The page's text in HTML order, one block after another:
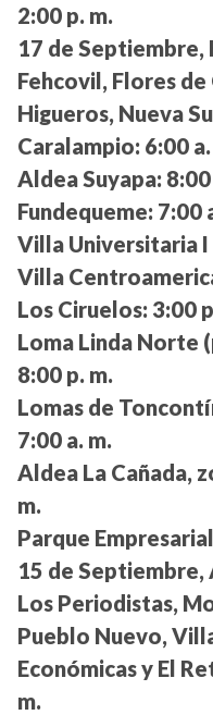
2:00 p. m.
17 de Septiembre,
Fehcovil, Flores
Higueros, Nueva
Caralampio: 6:00
Aldea Suyapa:
Fundequeme: 7:00
Villa Universitaria
Villa
Los Ciruelos: 3:00
Loma Linda Norte
8:00 p. m.
Lomas de
7:00 a. m.
Aldea La Cañada,
m.
Parque
15 de
Los Periodistas,
Pueblo Nuevo,
Económicas y El
m.